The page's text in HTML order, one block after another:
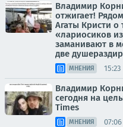
Владимир
отжигает!
Агаты Кристи о
«лариосиков
заманивают в
две
МНЕНИЯ 15:23
Владимир
сегодня на
Times
МНЕНИЯ 07:06